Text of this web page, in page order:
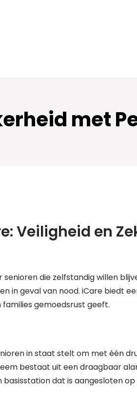
met
Veiligheid en
die zelfstandig willen
in geval van nood. iCare biedt
gemoedsrust geeft.
in staat stelt om met één
bestaat uit een draagbaar
dat is aangesloten